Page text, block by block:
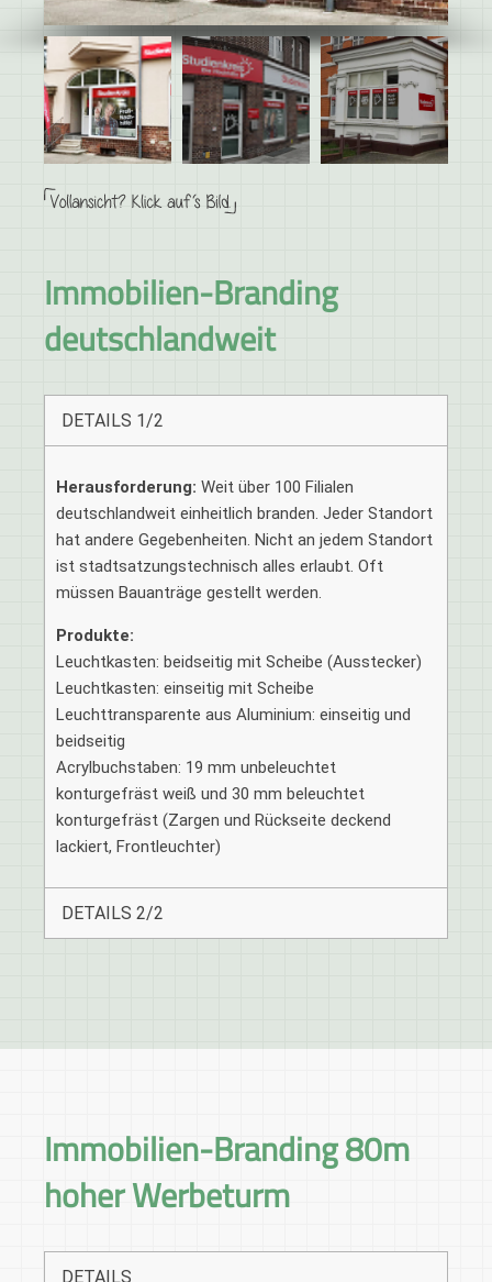
Immobilien-Branding
deutschlandweit
DETAILS 1/2
Herausforderung: Weit über 100 Filialen
deutschlandweit einheitlich branden. Jeder Standort
hat andere Gegebenheiten. Nicht an jedem Standort
ist stadtsatzungstechnisch alles erlaubt. Oft
müssen Bauanträge gestellt werden.
Produkte:
Leuchtkasten: beidseitig mit Scheibe (Ausstecker)
Leuchtkasten: einseitig mit Scheibe
Leuchttransparente aus Aluminium: einseitig und
beidseitig
Acrylbuchstaben: 19 mm unbeleuchtet
konturgefräst weiß und 30 mm beleuchtet
konturgefräst (Zargen und Rückseite deckend
lackiert, Frontleuchter)
DETAILS 2/2
Immobilien-Branding 80m
hoher Werbeturm
DETAILS